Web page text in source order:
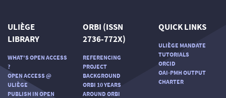
ULIÈGE
LIBRARY
WHAT'S OPEN ACCESS
?
OPEN ACCESS @
ULIÈGE
PUBLISH IN OPEN
ORBI (ISSN
2736-772X)
REFERENCING
PROJECT
BACKGROUND
ORBI 10 YEARS
AROUND ORBI
QUICK LINKS
ULIÈGE MANDATE
TUTORIALS
ORCID
OAI-PMH OUTPUT
CHARTER